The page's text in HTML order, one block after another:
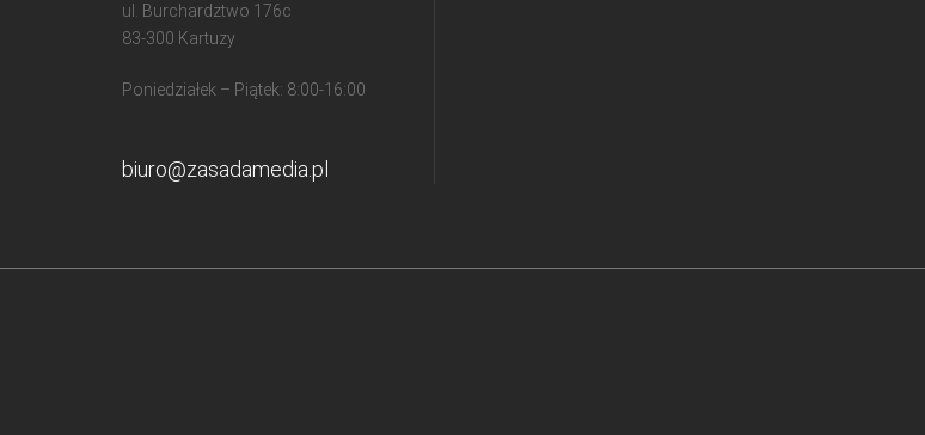
ul. Burchardztwo 176c
83-300 Kartuzy
Poniedziałek – Piątek: 8:00-16:00
biuro@zasadamedia.pl